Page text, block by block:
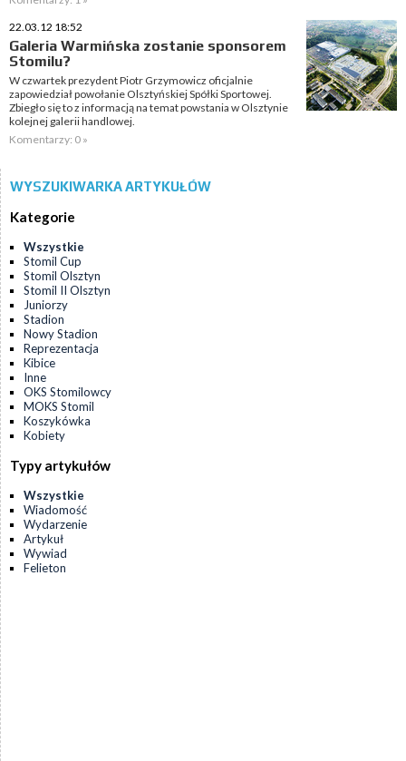
22.03.12 18:52
Galeria Warmińska zostanie sponsorem
Stomilu?
W czwartek prezydent Piotr Grzymowicz oficjalnie
zapowiedział powołanie Olsztyńskiej Spółki Sportowej.
Zbiegło się to z informacją na temat powstania w Olsztynie
kolejnej galerii handlowej.
Komentarzy: 0 »
WYSZUKIWARKA ARTYKUŁÓW
Kategorie
Wszystkie
Stomil Cup
Stomil Olsztyn
Stomil II Olsztyn
Juniorzy
Stadion
Nowy Stadion
Reprezentacja
Kibice
Inne
OKS Stomilowcy
MOKS Stomil
Koszykówka
Kobiety
Typy artykułów
Wszystkie
Wiadomość
Wydarzenie
Artykuł
Wywiad
Felieton